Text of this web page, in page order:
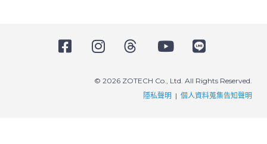
© 2026 ZOTECH Co., Ltd. All Rights Reserved.
隱私聲明 | 個人資料蒐集告知聲明